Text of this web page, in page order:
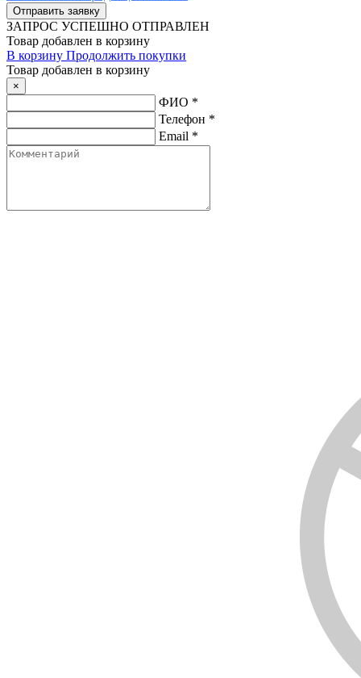
ЗАПРОС УСПЕШНО ОТПРАВЛЕН
Товар добавлен в корзину
В корзину Продолжить покупки
Товар добавлен в корзину
×
ФИО *
Телефон *
Email *